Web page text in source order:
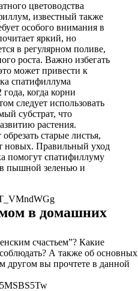
цветоводства
известный также
особого внимания в
яркий, но
в регулярном поливе,
роста. Важно избегать
может привести к
спатифиллума
когда корни
следует использовать
субстрат, что
растения.
старые листья,
новых. Правильный уход
помогут спатифиллуму
пышной зеленью и
в домашних
счастьем”? Какие
А также об основных
другом вы прочтете в данной